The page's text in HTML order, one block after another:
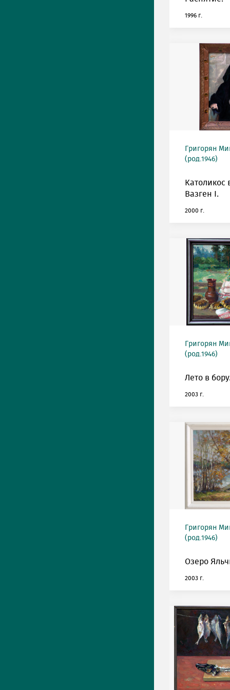
1996 г.
Григорян
(род.1946)
Католикос
Вазген I.
2000 г.
Григорян
(род.1946)
Лето в
2003 г.
Григорян
(род.1946)
Озеро
2003 г.